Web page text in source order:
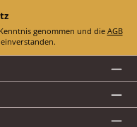
genommen und die AGB